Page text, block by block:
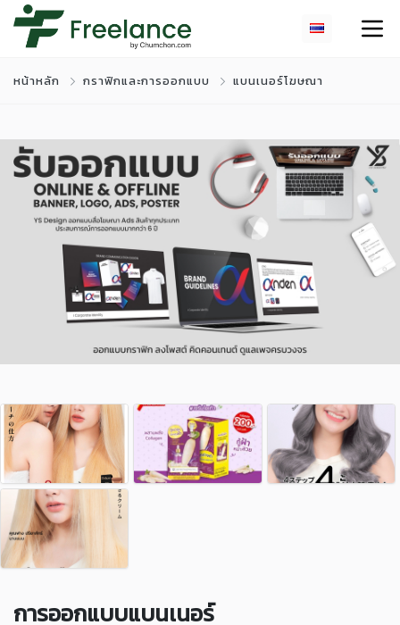
หน้าหลัก กราฟิกและการออกแบบ แบนเนอร์โฆษณา
การออกแบบแบนเนอร์